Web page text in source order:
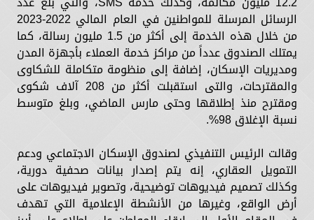
الرسائل المرسلة للمواطنين في العام المالي 2022-2023
من خلال هذه الخدمة إلى أكثر من 1.5 مليون رسالة، كما
يمتلك الصندوق عدداً من مراكز خدمة العملاء بأجهزة المدن
ومديريات الإسكان، إضافة إلى منظومة متكاملة للشكاوى
والمقترحات، والتى استقبلت أكثر من 208 آلاف شكوى
ومقترح منذ إطلاقها وحتى مارس الماضي، وبلغ متوسط
نسبة الإغلاق 98%.
وقالت الرئيس التنفيذي لصندوق الإسكان الاجتماعي ودعم
التمويل العقاري، إنه يتم إصدار بيانات صحفية دورية،
وكذلك تصميم فيديوهات توضيحية، وتصوير فيديوهات على
أرض الواقع، وغيرها من الأنشطة الإعلامية التي تهدف